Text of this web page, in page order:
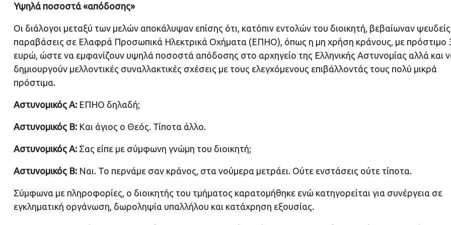
Υψηλά ποσοστά «απόδοσης»
Οι διάλογοι μεταξύ των μελών αποκάλυψαν επίσης ότι, κατόπιν εντολών του διοικητή, βεβαίωναν ψευδείς
παραβάσεις σε Ελαφρά Προσωπικά Ηλεκτρικά Οχήματα (ΕΠΗΟ), όπως η μη χρήση κράνους, με πρόστιμο
ευρώ, ώστε να εμφανίζουν υψηλά ποσοστά απόδοσης στο αρχηγείο της Ελληνικής Αστυνομίας αλλά και
δημιουργούν μελλοντικές συναλλακτικές σχέσεις με τους ελεγχόμενους επιβάλλοντάς τους πολύ μικρά
πρόστιμα.
Αστυνομικός Α: ΕΠΗΟ δηλαδή;
Αστυνομικός Β: Και άγιος ο Θεός. Τίποτα άλλο.
Αστυνομικός Α: Σας είπε με σύμφωνη γνώμη του διοικητή;
Αστυνομικός Β: Ναι. Το περνάμε σαν κράνος, στα νούμερα μετράει. Ούτε ενστάσεις ούτε τίποτα.
Σύμφωνα με πληροφορίες, ο διοικητής του τμήματος καρατομήθηκε ενώ κατηγορείται για συνέργεια σε
εγκληματική οργάνωση, δωροληψία υπαλλήλου και κατάχρηση εξουσίας.